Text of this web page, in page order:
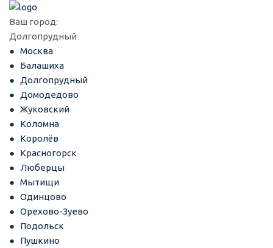
Ваш город:
Долгопрудный
Москва
Балашиха
Долгопрудный
Домодедово
Жуковский
Коломна
Королёв
Красногорск
Люберцы
Мытищи
Одинцово
Орехово-Зуево
Подольск
Пушкино